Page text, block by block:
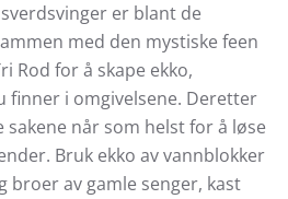
er blant de
med den mystiske feen
Rod for å skape ekko,
finner i omgivelsene. Deretter
sakene når som helst for å løse
Bruk ekko av vannblokker
broer av gamle senger, kast